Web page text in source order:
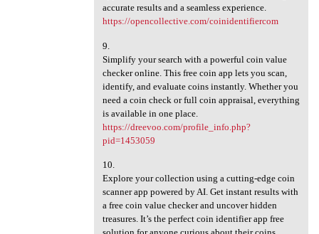
accurate results and a seamless experience.
https://opencollective.com/coinidentifiercom
9.
Simplify your search with a powerful coin value
checker online. This free coin app lets you scan,
identify, and evaluate coins instantly. Whether you
need a coin check or full coin appraisal, everything
is available in one place.
https://dreevoo.com/profile_info.php?
pid=1453059
10.
Explore your collection using a cutting-edge coin
scanner app powered by AI. Get instant results with
a free coin value checker and uncover hidden
treasures. It’s the perfect coin identifier app free